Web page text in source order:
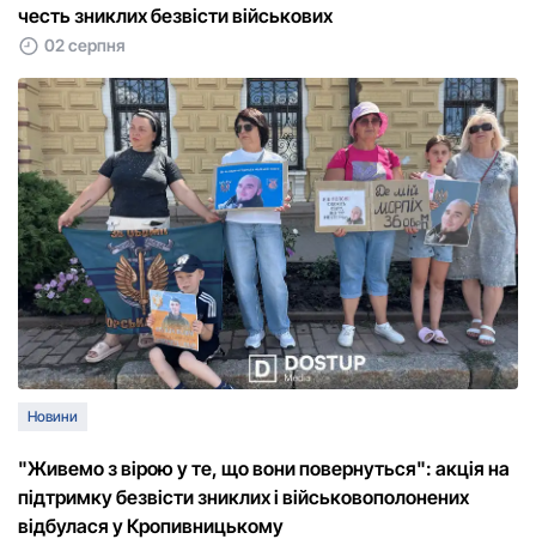
честь зниклих безвісти військових
02 серпня
Новини
"Живемо з вірою у те, що вони повернуться": акція на
підтримку безвісти зниклих і військовополонених
відбулася у Кропивницькому